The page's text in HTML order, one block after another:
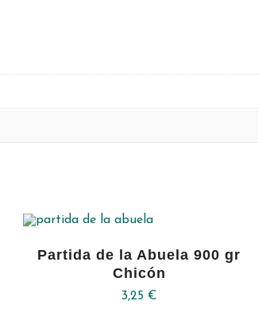
Partida de la Abuela 900 gr
Chicón
3,25 €